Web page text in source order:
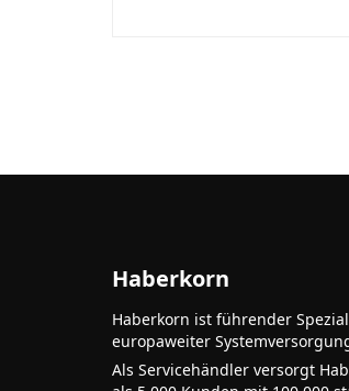
Haberkorn
Haberkorn ist führender
europaweiter
Als Servicehändler versorgt